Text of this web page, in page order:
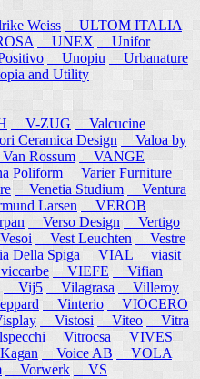
Weiss
ULTOM ITALIA
UNEX
Unifor
Unopiu
Urbanature
and Utility
V-ZUG
Valcucine
Ceramica Design
Valoa by
Rossum
VANGE
Poliform
Varier Furniture
Venetia Studium
Ventura
Larsen
VEROB
Verso Design
Vertigo
Vest Leuchten
Vestre
Della Spiga VIAL
viasit
VIEFE
Vifian
Vij5 Vilagrasa
Villeroy
Vinterio
VIOCERO
Vistosi Viteo
Vitra
Vitrocsa
VIVES
Voice AB
VOLA
Vorwerk VS